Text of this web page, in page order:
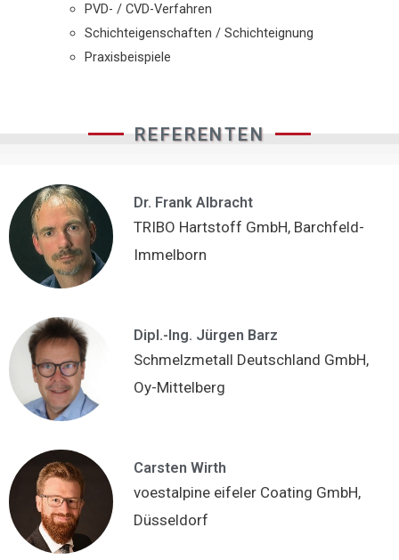
PVD- / CVD-Verfahren
Schichteigenschaften / Schichteignung
Praxisbeispiele
REFERENTEN
Dr. Frank Albracht
TRIBO Hartstoff GmbH, Barchfeld-
Immelborn
Dipl.-Ing. Jürgen Barz
Schmelzmetall Deutschland GmbH,
Oy-Mittelberg
Carsten Wirth
voestalpine eifeler Coating GmbH,
Düsseldorf